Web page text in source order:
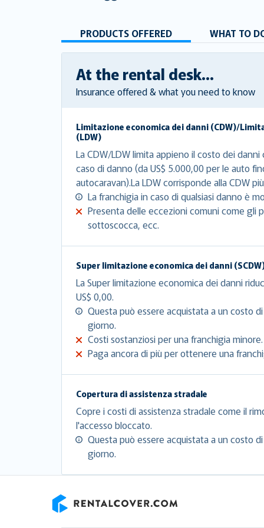
PRODUCTS OFFERED WHAT TO
At the rental desk...
Insurance offered & what you need to know
Limitazione economica dei danni (CDW)/
(LDW)
La CDW/LDW limita appieno il costo dei
caso di danno (da US$ 5.000,00 per le auto
autocaravan).La LDW corrisponde alla CDW
La franchigia in caso di qualsiasi danno è
Presenta delle eccezioni comuni come gli
sottoscocca, ecc.
Super limitazione economica dei danni
La Super limitazione economica dei danni
US$ 0,00.
Questa può essere acquistata a un costo
giorno.
Costi sostanziosi per una franchigia minore.
Paga ancora di più per ottenere una
Copertura di assistenza stradale
Copre i costi di assistenza stradale come il
l'accesso bloccato.
Questa può essere acquistata a un costo
giorno.